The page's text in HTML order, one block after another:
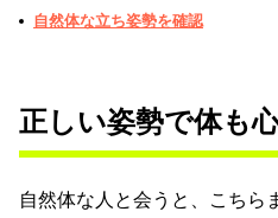
自然体な立ち姿勢を確認
正しい姿勢で体も
自然体な人と会うと、こちら